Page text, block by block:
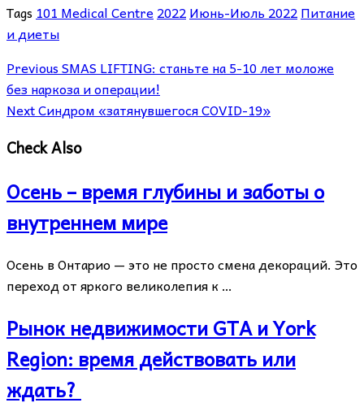
Tags 101 Medical Centre2022Июнь-Июль 2022Питание
и диеты
PreviousSMAS LIFTING: станьте на 5-10 лет моложе
без наркоза и операции!
NextСиндром «затянувшегося COVID-19»
Check Also
Осень – время глубины и заботы о
внутреннем мире
Осень в Онтарио — это не просто смена декораций. Это
переход от яркого великолепия к …
Рынок недвижимости GTA и York
Region: время действовать или
ждать?